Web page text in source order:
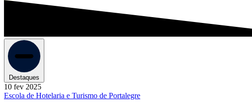
Destaques
10 fev 2025
Escola de Hotelaria e Turismo de Portalegre